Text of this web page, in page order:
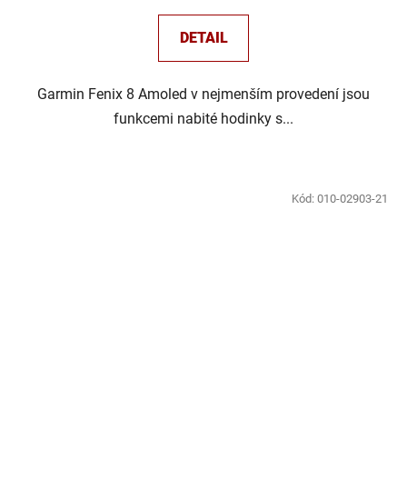
DETAIL
Garmin Fenix 8 Amoled v nejmenším provedení jsou
funkcemi nabité hodinky s...
Kód: 010-02903-21